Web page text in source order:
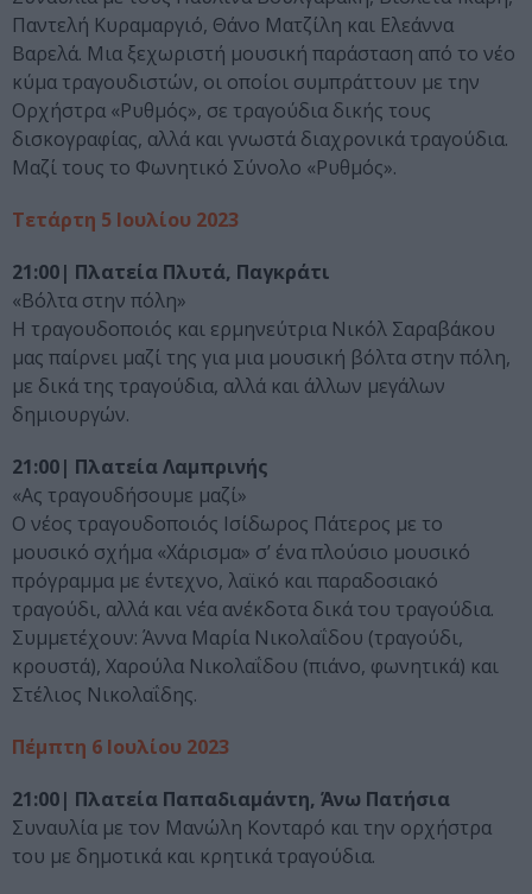
Παντελή Κυραμαργιό, Θάνο Ματζίλη και Ελεάννα
Βαρελά. Μια ξεχωριστή μουσική παράσταση από το νέο
κύμα τραγουδιστών, οι οποίοι συμπράττουν με την
Ορχήστρα «Ρυθμός», σε τραγούδια δικής τους
δισκογραφίας, αλλά και γνωστά διαχρονικά τραγούδια.
Μαζί τους το Φωνητικό Σύνολο «Ρυθμός».
Τετάρτη 5 Ιουλίου 2023
21:00| Πλατεία Πλυτά, Παγκράτι
«Βόλτα στην πόλη»
Η τραγουδοποιός και ερμηνεύτρια Νικόλ Σαραβάκου
μας παίρνει μαζί της για μια μουσική βόλτα στην πόλη,
με δικά της τραγούδια, αλλά και άλλων μεγάλων
δημιουργών.
21:00| Πλατεία Λαμπρινής
«Ας τραγουδήσουμε μαζί»
Ο νέος τραγουδοποιός Ισίδωρος Πάτερος με το
μουσικό σχήμα «Χάρισμα» σ’ ένα πλούσιο μουσικό
πρόγραμμα με έντεχνο, λαϊκό και παραδοσιακό
τραγούδι, αλλά και νέα ανέκδοτα δικά του τραγούδια.
Συμμετέχουν: Άννα Μαρία Νικολαΐδου (τραγούδι,
κρουστά), Χαρούλα Νικολαΐδου (πιάνο, φωνητικά) και
Στέλιος Νικολαΐδης.
Πέμπτη 6 Ιουλίου 2023
21:00| Πλατεία Παπαδιαμάντη, Άνω Πατήσια
Συναυλία με τον Μανώλη Κονταρό και την ορχήστρα
του με δημοτικά και κρητικά τραγούδια.